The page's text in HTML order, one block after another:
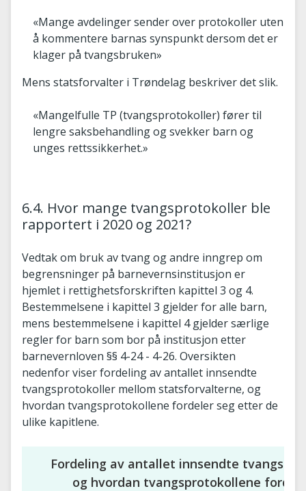
«Mange avdelinger sender over protokoller uten
å kommentere barnas synspunkt dersom det er
klager på tvangsbruken»
Mens statsforvalter i Trøndelag beskriver det slik.
«Mangelfulle TP (tvangsprotokoller) fører til
lengre saksbehandling og svekker barn og
unges rettssikkerhet.»
6.4. Hvor mange tvangsprotokoller ble
rapportert i 2020 og 2021?
Vedtak om bruk av tvang og andre inngrep om
begrensninger på barnevernsinstitusjon er
hjemlet i rettighetsforskriften kapittel 3 og 4.
Bestemmelsene i kapittel 3 gjelder for alle barn,
mens bestemmelsene i kapittel 4 gjelder særlige
regler for barn som bor på institusjon etter
barnevernloven §§ 4-24 - 4-26. Oversikten
nedenfor viser fordeling av antallet innsendte
tvangsprotokoller mellom statsforvalterne, og
hvordan tvangsprotokollene fordeler seg etter de
ulike kapitlene.
Fordeling av antallet innsendte
og hvordan tvangsprotokollene